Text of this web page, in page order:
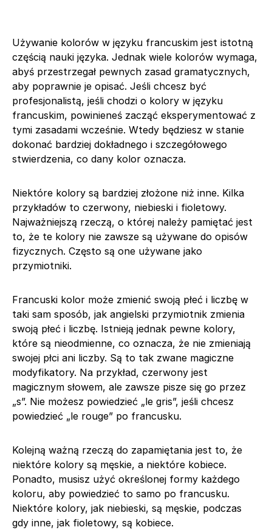
Używanie kolorów w języku francuskim jest istotną
częścią nauki języka. Jednak wiele kolorów wymaga,
abyś przestrzegał pewnych zasad gramatycznych,
aby poprawnie je opisać. Jeśli chcesz być
profesjonalistą, jeśli chodzi o kolory w języku
francuskim, powinieneś zacząć eksperymentować z
tymi zasadami wcześnie. Wtedy będziesz w stanie
dokonać bardziej dokładnego i szczegółowego
stwierdzenia, co dany kolor oznacza.
Niektóre kolory są bardziej złożone niż inne. Kilka
przykładów to czerwony, niebieski i fioletowy.
Najważniejszą rzeczą, o której należy pamiętać jest
to, że te kolory nie zawsze są używane do opisów
fizycznych. Często są one używane jako
przymiotniki.
Francuski kolor może zmienić swoją płeć i liczbę w
taki sam sposób, jak angielski przymiotnik zmienia
swoją płeć i liczbę. Istnieją jednak pewne kolory,
które są nieodmienne, co oznacza, że nie zmieniają
swojej płci ani liczby. Są to tak zwane magiczne
modyfikatory. Na przykład, czerwony jest
magicznym słowem, ale zawsze pisze się go przez
„s”. Nie możesz powiedzieć „le gris”, jeśli chcesz
powiedzieć „le rouge” po francusku.
Kolejną ważną rzeczą do zapamiętania jest to, że
niektóre kolory są męskie, a niektóre kobiece.
Ponadto, musisz użyć określonej formy każdego
koloru, aby powiedzieć to samo po francusku.
Niektóre kolory, jak niebieski, są męskie, podczas
gdy inne, jak fioletowy, są kobiece.